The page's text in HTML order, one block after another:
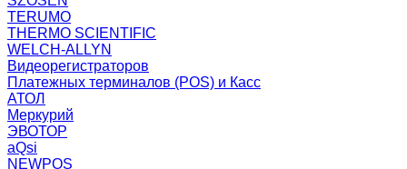
TERUMO
THERMO SCIENTIFIC
WELCH-ALLYN
Видеорегистраторов
Платежных терминалов (POS) и Касс
АТОЛ
Меркурий
ЭВОТОР
aQsi
NEWPOS